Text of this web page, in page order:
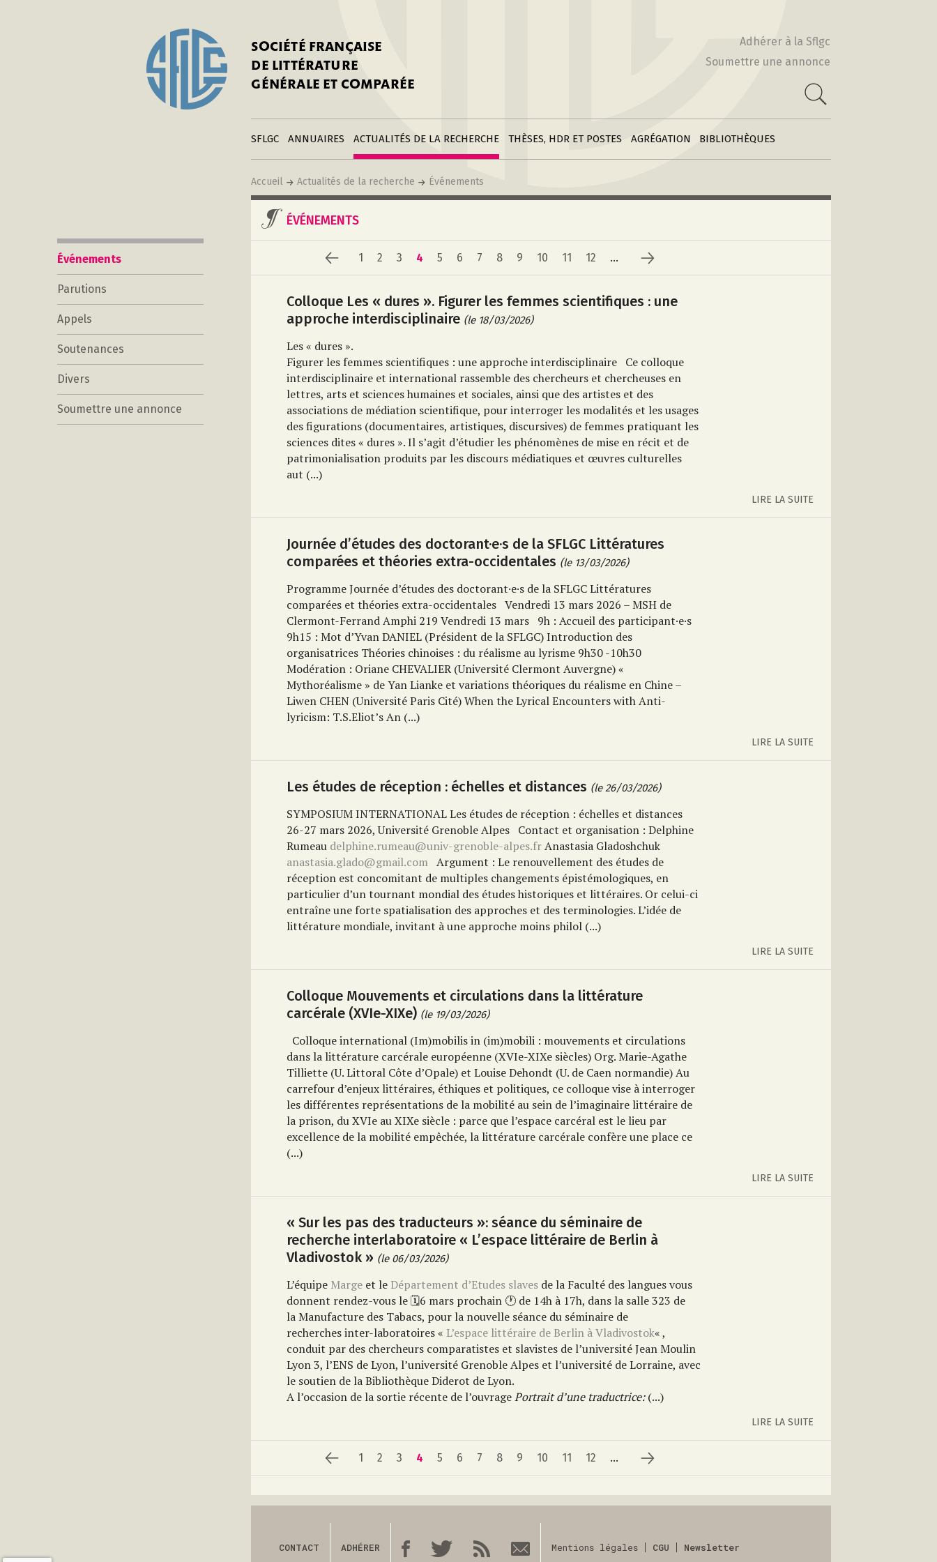
SOCIÉTÉ FRANÇAISE
DE LITTÉRATURE
GÉNÉRALE ET COMPARÉE
Adhérer à la Sflgc
Soumettre une annonce
SFLGC
Adhérer à la SFLGC
Publier sur ce site
LiensANNUAIRES
Créer une fiche
annuaire
Modifier sa fiche
annuaire
Créer une fiche
institutionACTUALITÉS DE LA RECHERCHE
Divers
Soumettre une
annonce
THÈSES, HDR ET POSTES
Postes AGRÉGATION
2006-2007 BIBLIOTHÈQUES
collectifs
Poétiques
feuilles
d’information
Accueil Actualités de la recherche Événements
Événements
Parutions
Appels
Soutenances
Divers
Soumettre une annonce
ÉVÉNEMENTS
1 2 3 4 5 6 7 8 9 10 11 12 ...
Colloque Les « dures ». Figurer les femmes scientifiques : une
approche interdisciplinaire (le 18/03/2026)
Les « dures ».
Figurer les femmes scientifiques : une approche interdisciplinaire Ce colloque
interdisciplinaire et international rassemble des chercheurs et chercheuses en
lettres, arts et sciences humaines et sociales, ainsi que des artistes et des
associations de médiation scientifique, pour interroger les modalités et les usages
des figurations (documentaires, artistiques, discursives) de femmes pratiquant les
sciences dites « dures ». Il s’agit d’étudier les phénomènes de mise en récit et de
patrimonialisation produits par les discours médiatiques et œuvres culturelles
aut (...)
LIRE LA SUITE
Journée d’études des doctorant·e·s de la SFLGC Littératures
comparées et théories extra-occidentales (le 13/03/2026)
Programme Journée d’études des doctorant·e·s de la SFLGC Littératures
comparées et théories extra-occidentales Vendredi 13 mars 2026 – MSH de
Clermont-Ferrand Amphi 219 Vendredi 13 mars 9h : Accueil des participant·e·s
9h15 : Mot d’Yvan DANIEL (Président de la SFLGC) Introduction des
organisatrices Théories chinoises : du réalisme au lyrisme 9h30 -10h30
Modération : Oriane CHEVALIER (Université Clermont Auvergne) «
Mythoréalisme » de Yan Lianke et variations théoriques du réalisme en Chine –
Liwen CHEN (Université Paris Cité) When the Lyrical Encounters with Anti-
lyricism: T.S.Eliot’s An (...)
LIRE LA SUITE
Les études de réception : échelles et distances (le 26/03/2026)
SYMPOSIUM INTERNATIONAL Les études de réception : échelles et distances
26-27 mars 2026, Université Grenoble Alpes Contact et organisation : Delphine
Rumeau delphine.rumeau@univ-grenoble-alpes.fr Anastasia Gladoshchuk
anastasia.glado@gmail.com Argument : Le renouvellement des études de
réception est concomitant de multiples changements épistémologiques, en
particulier d’un tournant mondial des études historiques et littéraires. Or celui-ci
entraîne une forte spatialisation des approches et des terminologies. L’idée de
littérature mondiale, invitant à une approche moins philol (...)
LIRE LA SUITE
Colloque Mouvements et circulations dans la littérature
carcérale (XVIe-XIXe) (le 19/03/2026)
Colloque international (Im)mobilis in (im)mobili : mouvements et circulations
dans la littérature carcérale européenne (XVIe-XIXe siècles) Org. Marie-Agathe
Tilliette (U. Littoral Côte d’Opale) et Louise Dehondt (U. de Caen normandie) Au
carrefour d’enjeux littéraires, éthiques et politiques, ce colloque vise à interroger
les différentes représentations de la mobilité au sein de l’imaginaire littéraire de
la prison, du XVIe au XIXe siècle : parce que l’espace carcéral est le lieu par
excellence de la mobilité empêchée, la littérature carcérale confère une place ce
(...)
LIRE LA SUITE
« Sur les pas des traducteurs »: séance du séminaire de
recherche interlaboratoire « L’espace littéraire de Berlin à
Vladivostok » (le 06/03/2026)
L’équipe Marge et le Département d’Etudes slaves de la Faculté des langues vous
donnent rendez-vous le🗓6 mars prochain 🕐 de 14h à 17h, dans la salle 323 de
laManufacture des Tabacs, pour la nouvelle séance du séminaire de
recherches inter-laboratoires « L’espace littéraire de Berlin à Vladivostok« ,
conduit par des chercheurs comparatistes et slavistes de l’université Jean Moulin
Lyon 3, l’ENS de Lyon, l’université Grenoble Alpes et l’université de Lorraine, avec
le soutien de la Bibliothèque Diderot de Lyon.
A l’occasion de la sortie récente de l’ouvragePortrait d’une traductrice:(...)
LIRE LA SUITE
1 2 3 4 5 6 7 8 9 10 11 12 ...
CONTACT ADHÉRER Mentions légales CGU Newsletter